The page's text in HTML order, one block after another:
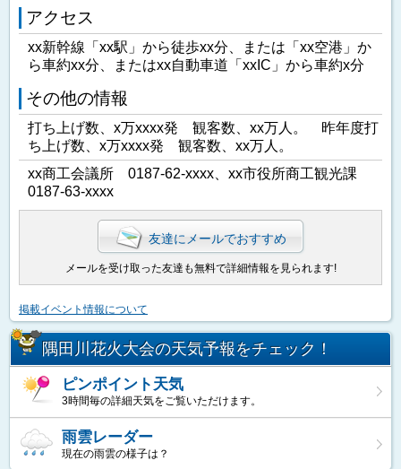
アクセス
xx新幹線「xx駅」から徒歩xx分、または「xx空港」か
ら車約xx分、またはxx自動車道「xxIC」から車約x分
その他の情報
打ち上げ数、x万xxxx発 観客数、xx万人。 昨年度打
ち上げ数、x万xxxx発 観客数、xx万人。
xx商工会議所 0187-62-xxxx、xx市役所商工観光課
0187-63-xxxx
友達にメールでおすすめ
メールを受け取った友達も無料で詳細情報を見られます!
掲載イベント情報について
隅田川花火大会の天気予報をチェック！
ピンポイント天気
3時間毎の詳細天気をご覧いただけます。
雨雲レーダー
現在の雨雲の様子は？